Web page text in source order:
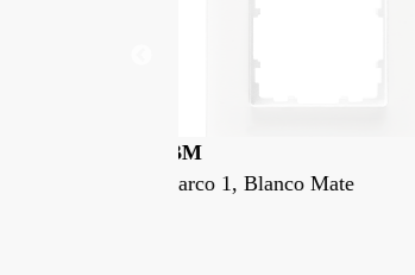
59002-BM
Miro, marco 2, Blanco